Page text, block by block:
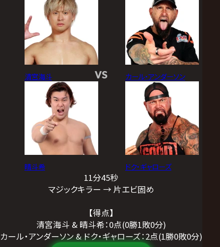
清宮海斗
晴斗希
VS カール・アンダーソン
ドク・ギャローズ
11分45秒
マジックキラー → 片エビ固め
【得点】
清宮海斗 & 晴斗希：0点(0勝1敗0分)
カール・アンダーソン & ドク・ギャローズ：2点(1勝0敗0分)